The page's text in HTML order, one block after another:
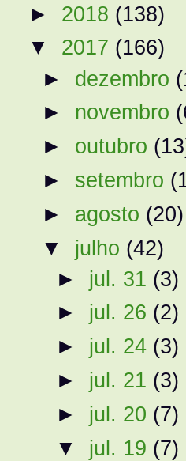
► 2018 (138)
▼ 2017 (166)
► dezembro
► novembro
► outubro
► setembro
► agosto (20)
▼ julho (42)
► jul. 31 (3)
► jul. 26 (2)
► jul. 24 (3)
► jul. 21 (3)
► jul. 20 (7)
▼ jul. 19 (7)